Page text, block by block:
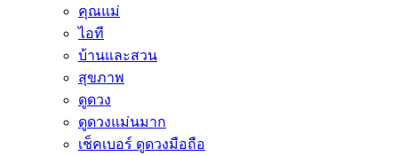
คุณแม่
ไอที
บ้านและสวน
สุขภาพ
ดูดวง
ดูดวงแม่นมาก
เช็คเบอร์ ดูดวงมือถือ